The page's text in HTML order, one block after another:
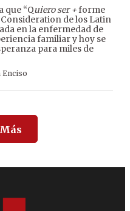
que “Quiero ser +forme
de los Latin
en la enfermedad de
familiar y hoy se
para miles de
Enciso